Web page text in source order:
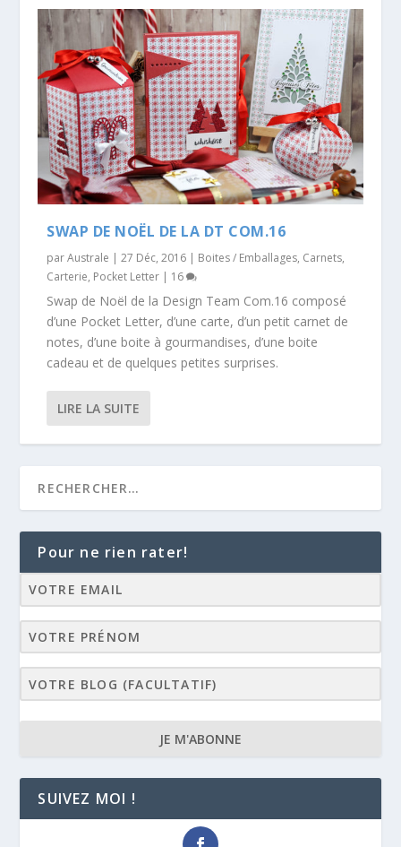
SWAP DE NOËL DE LA DT COM.16
parAustrale |27 Déc, 2016 | Boites / Emballages, Carnets,
Carterie, Pocket Letter | 16
Swap de Noël de la Design Team Com.16 composé
d’une Pocket Letter, d’une carte, d’un petit carnet de
notes, d’une boite à gourmandises, d’une boite
cadeau et de quelques petites surprises.
LIRE LA SUITE
Pour ne rien rater!
JE M'ABONNE
SUIVEZ MOI !